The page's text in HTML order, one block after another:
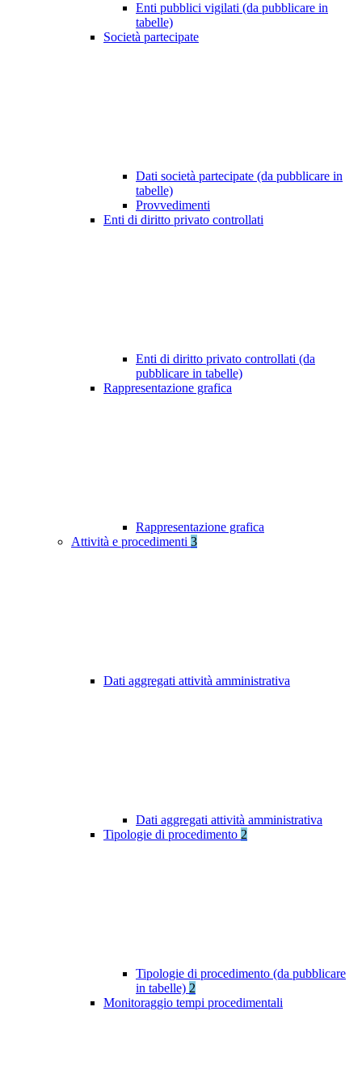
Enti pubblici vigilati (da pubblicare in
tabelle)
Società partecipate
Dati società partecipate (da pubblicare in
tabelle)
Provvedimenti
Enti di diritto privato controllati
Enti di diritto privato controllati (da
pubblicare in tabelle)
Rappresentazione grafica
Rappresentazione grafica
Attività e procedimenti 3
Dati aggregati attività amministrativa
Dati aggregati attività amministrativa
Tipologie di procedimento 2
Tipologie di procedimento (da pubblicare
in tabelle) 2
Monitoraggio tempi procedimentali